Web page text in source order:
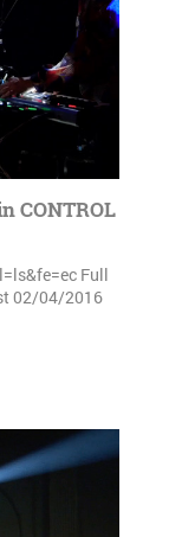
CONTROL
Full
02/04/2016